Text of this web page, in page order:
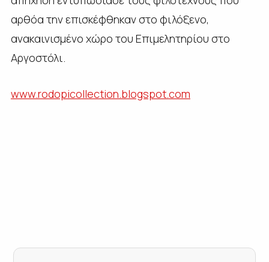
αρθόα την επισκέφθηκαν στο φιλόξενο,
ανακαινισμένο χώρο του Επιμελητηρίου στο
Αργοστόλι.
www.rodopicollection.blogspot.com